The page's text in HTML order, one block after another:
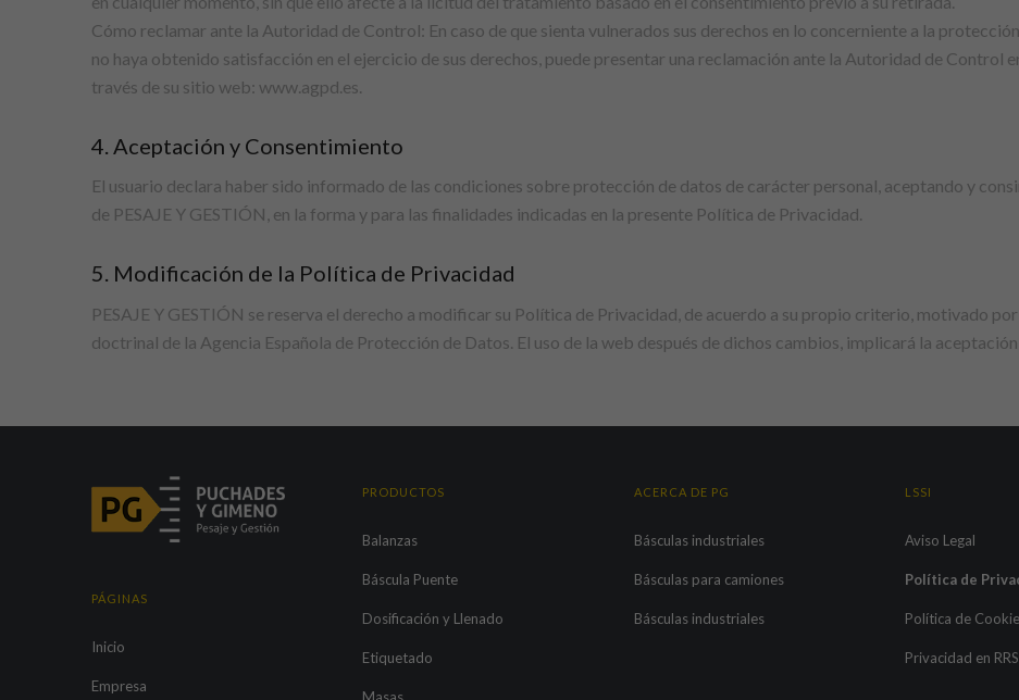
Cómo reclamar ante la Autoridad de Control: En caso de que sienta vulnerados sus derechos en lo concerniente a la
no haya obtenido satisfacción en el ejercicio de sus derechos, puede presentar una reclamación ante la Autoridad de Control
través de su sitio web: www.agpd.es.
4. Aceptación y Consentimiento
El usuario declara haber sido informado de las condiciones sobre protección de datos de carácter personal, aceptando y
de PESAJE Y GESTIÓN, en la forma y para las finalidades indicadas en la presente Política de Privacidad.
5. Modificación de la Política de Privacidad
PESAJE Y GESTIÓN se reserva el derecho a modificar su Política de Privacidad, de acuerdo a su propio criterio, motivado
doctrinal de la Agencia Española de Protección de Datos. El uso de la web después de dichos cambios, implicará la
PÁGINAS
Inicio
Empresa
PRODUCTOS
Balanzas
Báscula Puente
Dosificación y Llenado
Etiquetado
ACERCA DE PG
Básculas industriales
Básculas para camiones
Básculas industriales
LSSI
Aviso Legal
Política de
Política de
Privacidad en